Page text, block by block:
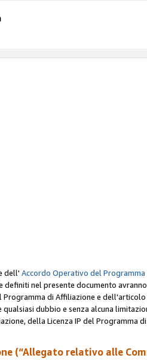
dell' Accordo Operativo del
nel presente documento
di Affiliazione e dell'articolo
dubbio e senza alcuna
della Licenza IP del Programma
(“Allegato relativo alle